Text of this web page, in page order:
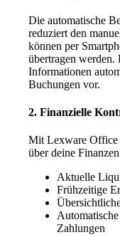
Die automatische
reduziert den
können per
übertragen werden.
Informationen
Buchungen vor.
2. Finanzielle
Mit Lexware Office
über deine
Aktuelle
Frühzeitige
Zahlungen